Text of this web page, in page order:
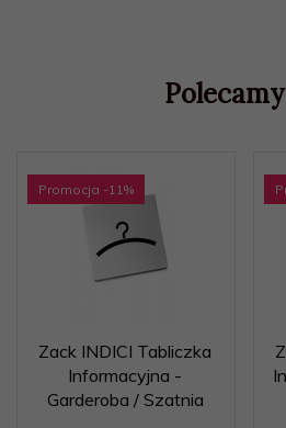
Polecamy
Promocja -11%
Zack INDICI Tabliczka
Informacyjna -
Garderoba / Szatnia